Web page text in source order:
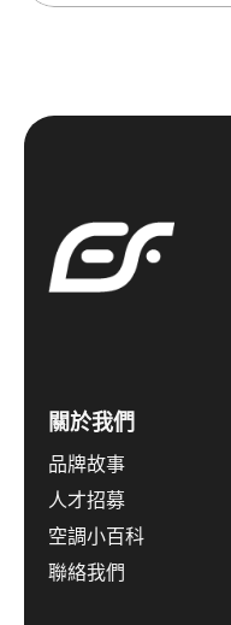
關於我們
品牌故事
人才招募
空調小百科
聯絡我們